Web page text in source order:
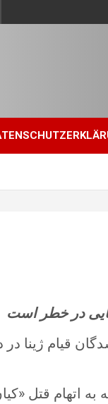
در خطر است
قیام ژینا در
اتهام قتل